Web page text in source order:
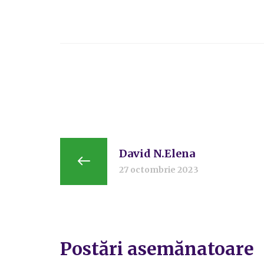
David N.Elena
27 octombrie 2023
Postări asemănatoare